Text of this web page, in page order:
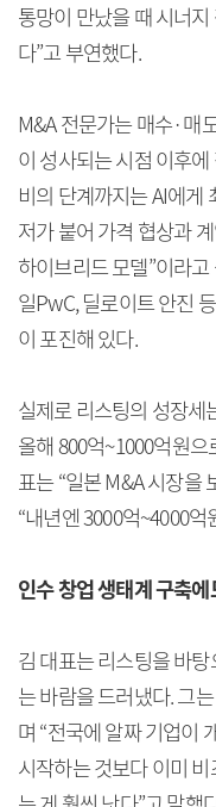
통망이 만났을 때 시너
다”고 부연했다.
M&A 전문가는 매수·매
이 성사되는 시점 이후
비의 단계까지는 AI에게
저가 붙어 가격 협상과
하이브리드 모델”이라
일PwC, 딜로이트 안진
이 포진해 있다.
실제로 리스팅의 성장세
올해 800억~1000억원
표는 “일본 M&A 시장을
“내년엔 3000억~4000
인수 창업 생태계 구축
김 대표는 리스팅을 바탕
는 바람을 드러냈다. 그
며 “전국에 알짜 기업이
시작하는 것보다 이미